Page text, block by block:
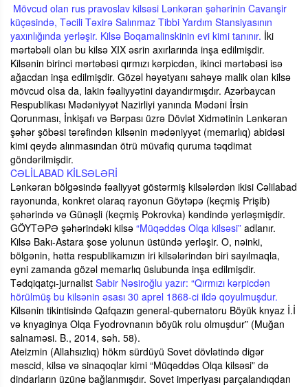
Mövcud olan rus pravoslav kilsəsi Lənkəran şəhərinin Cavanşir
küçəsində, Təcili Təxirə Salınmaz Tibbi Yardım Stansiyasının
yaxınlığında yerləşir. Kilsə Boqamalinskinin evi kimi tanınır. İki
mərtəbəli olan bu kilsə XIX əsrin axırlarında inşa edilmişdir.
Kilsənin birinci mərtəbəsi qırmızı kərpicdən, ikinci mərtəbəsi isə
ağacdan inşa edilmişdir. Gözəl həyətyanı sahəyə malik olan kilsə
mövcud olsa da, lakin fəaliyyətini dayandırmışdır. Azərbaycan
Respublikası Mədəniyyət Nazirliyi yanında Mədəni İrsin
Qorunması, İnkişafı və Bərpası üzrə Dövlət Xidmətinin Lənkəran
şəhər şöbəsi tərəfindən kilsənin mədəniyyət (memarlıq) abidəsi
kimi qeydə alınmasından ötrü müvafiq quruma təqdimat
göndərilmişdir.
CƏLİLABAD KİLSƏLƏRİ
Lənkəran bölgəsində fəaliyyət göstərmiş kilsələrdən ikisi Cəlilabad
rayonunda, konkret olaraq rayonun Göytəpə (keçmiş Prişib)
şəhərində və Günəşli (keçmiş Pokrovka) kəndində yerləşmişdir.
GÖYTƏPƏ şəhərindəki kilsə “Müqəddəs Olqa kilsəsi” adlanır.
Kilsə Bakı-Astara şose yolunun üstündə yerləşir. O, nəinki,
bölgənin, hətta respublikamızın iri kilsələrindən biri sayılmaqla,
eyni zamanda gözəl memarlıq üslubunda inşa edilmişdir.
Tədqiqatçı-jurnalist Sabir Nəsiroğlu yazır: “Qırmızı kərpicdən
hörülmüş bu kilsənin əsası 30 aprel 1868-ci ildə qoyulmuşdur.
Kilsənin tikintisində Qafqazın general-qubernatoru Böyük knyaz İ.İ
və knyaginya Olqa Fyodrovnanın böyük rolu olmuşdur” (Muğan
salnaməsi. B., 2014, səh. 58).
Ateizmin (Allahsızlıq) hökm sürdüyü Sovet dövlətində digər
məscid, kilsə və sinaqoqlar kimi “Müqəddəs Olqa kilsəsi” də
dindarların üzünə bağlanmışdır. Sovet imperiyası parçalandıqdan